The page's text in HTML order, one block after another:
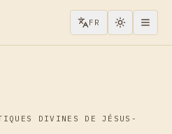
FR
DIVINES DE JÉSUS-